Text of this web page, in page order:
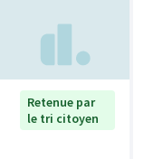
Retenue par
le tri citoyen